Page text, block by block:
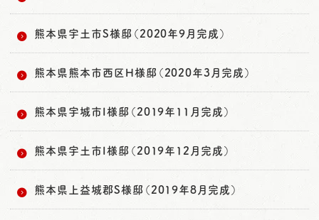
熊本県宇土市S様邸（2020年9月完成）
熊本県熊本市西区H様邸（2020年3月完成）
熊本県宇城市I様邸（2019年11月完成）
熊本県宇土市I様邸（2019年12月完成）
熊本県上益城郡S様邸（2019年8月完成）